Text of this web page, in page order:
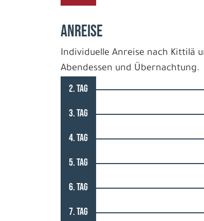
ANREISE
Individuelle Anreise nach Kittilä
Abendessen und Übernachtung.
2. TAG
3. TAG
4. TAG
5. TAG
6. TAG
7. TAG